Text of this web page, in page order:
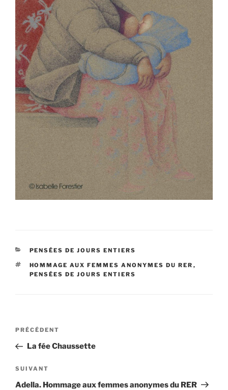
CATÉGORIES
PENSÉES DE JOURS ENTIERS
ÉTIQUETTES
HOMMAGE AUX FEMMES ANONYMES DU RER ,
PENSÉES DE JOURS ENTIERS
Navigation
l’article
Article
précédent
PRÉCÉDENT
La fée Chaussette
Article
suivant
SUIVANT
Adella. Hommage aux femmes anonymes du RER